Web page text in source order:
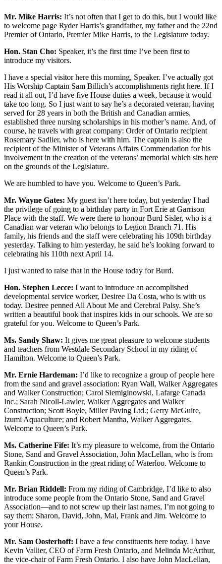
Mr. Mike Harris: It’s not often that I get to do this, but I would like
to welcome page Ryder Harris’s grandfather, my father and the 22nd
Premier of Ontario, Premier Mike Harris, to the Legislature today.
Hon. Stan Cho: Speaker, it’s the first time I’ve been first to
introduce my visitors.
I have a special visitor here this morning, Speaker. I’ve actually got
His Worship Captain Sam Billich’s accomplishments right here. If I
read it all out, I’d have five House duties a week, because it would
take too long. So I just want to say he’s a decorated veteran, having
served for 28 years in both the British and Canadian armies,
established three nursing scholarships in his mother’s name. And, of
course, he travels with great company: Order of Ontario recipient
Rosemary Sadlier, who is here with him. The captain is also the
recipient of the Minister of Veterans Affairs Commendation for his
involvement in the creation of the veterans’ memorial which sits here
on the grounds of the Legislature.
We are humbled to have you. Welcome to Queen’s Park.
Mr. Wayne Gates: My guest isn’t here today, but yesterday I had
the privilege of going to a birthday party in Fort Erie at Garrison
Place with the staff. We were there to honour Burd Sisler, who is a
Canadian war veteran who belongs to Legion Branch 71. His
family, his friends and the staff were celebrating his 109th birthday
yesterday. Talking to him yesterday, he said he’s looking forward to
celebrating his 110th next April 14.
I just wanted to raise that in the House today for Burd.
Hon. Stephen Lecce: I want to introduce an accomplished
developmental service worker, Desiree Da Costa, who is with us
today. Desiree penned All About Me and Cerebral Palsy. She’s
written a beautiful book that inspires kids in our schools. We are so
grateful for you. Welcome to Queen’s Park.
Ms. Sandy Shaw: It gives me great pleasure to welcome students
and teachers from Westdale Secondary School in my riding of
Hamilton. Welcome to Queen’s Park.
Mr. Ernie Hardeman: I’d like to recognize a group of people here
from the sand and gravel association: Ryan Wall, Walker Aggregates
and Walker Construction; Carol Siemiginowski, Lafarge Canada
Inc.; Sarah Nicoll-Lawler, Walker Aggregates and Walker
Construction; Scott Boyle, Miller Paving Ltd.; Gerry McGuire,
Izumi Aquaculture; and Robert Mantha, Walker Aggregates.
Welcome to Queen’s Park.
Ms. Catherine Fife: It’s my pleasure to welcome, from the Ontario
Stone, Sand and Gravel Association, John MacLellan, who is from
Rankin Construction in the great riding of Waterloo. Welcome to
Queen’s Park.
Mr. Brian Riddell: From my riding of Cambridge, I’d like to also
introduce some people from the Ontario Stone, Sand and Gravel
Association—and to not screw up their last names, I’m not going to
say them: Sharon, David, John, Mal, Frank and Jim. Welcome to
your House.
Mr. Sam Oosterhoff: I have a few constituents here today. I have
Kevin Vallier, CEO of Farm Fresh Ontario, and Melinda McArthur,
the vice-chair of Farm Fresh Ontario. I also have John MacLellan,